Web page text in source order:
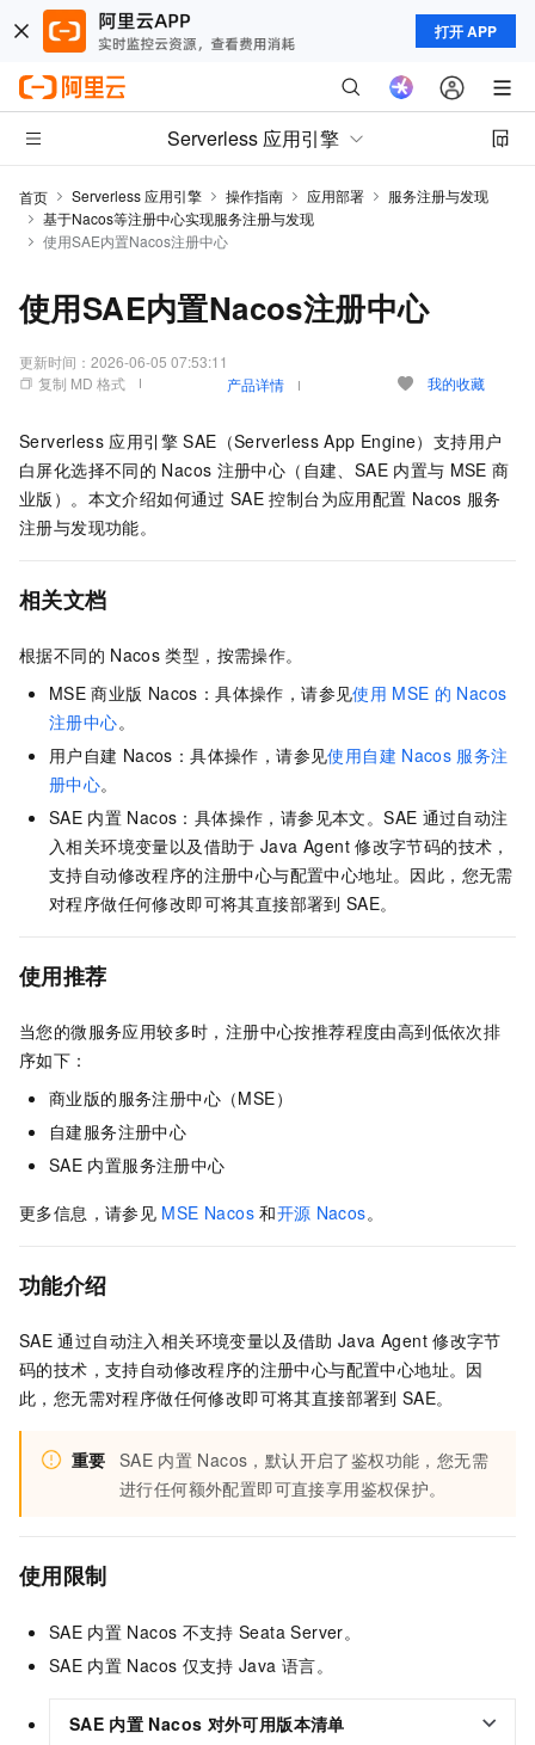
打开 APP
Serverless 应用引擎
首页 Serverless 应用引擎 操作指南 应用部署
服务注册与发现
基于Nacos等注册中心实现服务注册与发现
使用SAE内置Nacos注册中心
使用SAE内置Nacos注册中心
更新时间： 2026-06-05 07:53:11
复制 MD 格式
产品详情 我的收藏
Serverless 应用引擎 SAE（Serverless App Engine） 支持用户
白屏化选择不同的 Nacos 注册中心（自建、SAE 内置与 MSE 商
业版）。本文介绍如何通过 SAE 控制台为应用配置 Nacos 服务
注册与发现功能。
相关文档
根据不同的 Nacos 类型，按需操作。
MSE 商业版 Nacos：具体操作，请参见使用 MSE 的 Nacos
注册中心。
用户自建 Nacos：具体操作，请参见使用自建 Nacos 服务注
册中心。
SAE 内置 Nacos：具体操作，请参见本文。SAE 通过自动注
入相关环境变量以及借助于 Java Agent 修改字节码的技术，
支持自动修改程序的注册中心与配置中心地址。因此，您无需
对程序做任何修改即可将其直接部署到 SAE。
使用推荐
当您的微服务应用较多时，注册中心按推荐程度由高到低依次排
序如下：
商业版的服务注册中心（MSE）
自建服务注册中心
SAE 内置服务注册中心
更多信息，请参见 MSE Nacos 和开源 Nacos。
功能介绍
SAE 通过自动注入相关环境变量以及借助 Java Agent 修改字节
码的技术，支持自动修改程序的注册中心与配置中心地址。因
此，您无需对程序做任何修改即可将其直接部署到 SAE。
重要 SAE 内置 Nacos，默认开启了鉴权功能，您无需
进行任何额外配置即可直接享用鉴权保护。
使用限制
SAE 内置 Nacos 不支持 Seata Server。
SAE 内置 Nacos 仅支持 Java 语言。
SAE 内置 Nacos 对外可用版本清单